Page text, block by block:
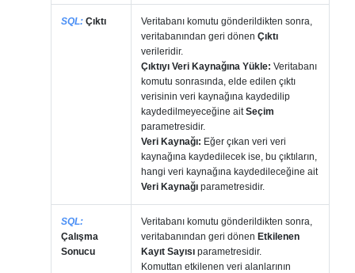
SQL: Çıktı
Veritabanı komutu gönderildikten sonra,
veritabanından geri dönen Çıktı
verileridir.
Çıktıyı Veri Kaynağına Yükle: Veritabanı
komutu sonrasında, elde edilen çıktı
verisinin veri kaynağına kaydedilip
kaydedilmeyeceğine aitSeçim
parametresidir.
Veri Kaynağı: Eğer çıkan veri veri
kaynağına kaydedilecek ise, bu çıktıların,
hangi veri kaynağına kaydedileceğine ait
Veri Kaynağı parametresidir.
SQL:
Çalışma
Sonucu
Veritabanı komutu gönderildikten sonra,
veritabanından geri dönen Etkilenen
Kayıt Sayısı parametresidir.
Komuttan etkilenen veri alanlarının